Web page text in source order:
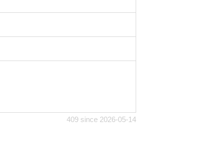
409 since 2026-05-14